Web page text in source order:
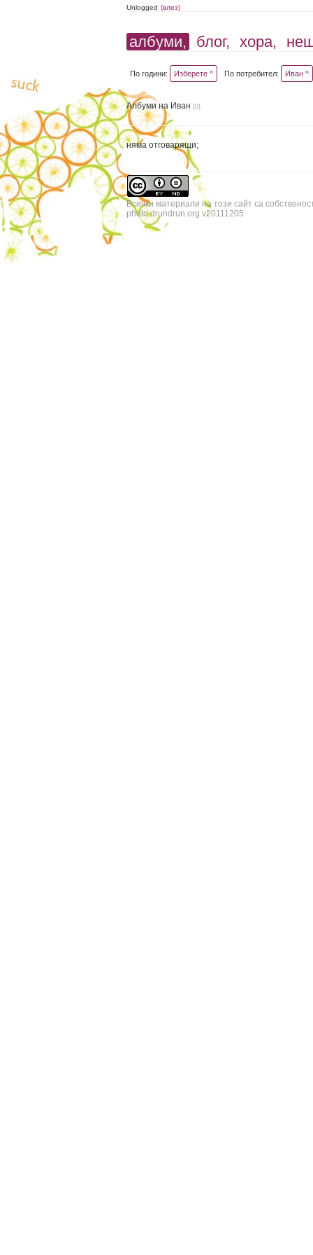
Unlogged (влез)
албуми, блог, хора,
По години: Изберете ^ По потребител: Иван ^
Албуми на Иван(0)
няма отговарящи;
Всички материали на този сайт са
photo.drundrun.org v20111205